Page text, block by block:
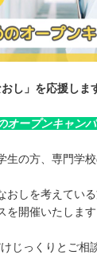
し」を応援しま
オープンキャン
生の方、専門学校
おしを考えてい
を開催いたします
じっくりとご相